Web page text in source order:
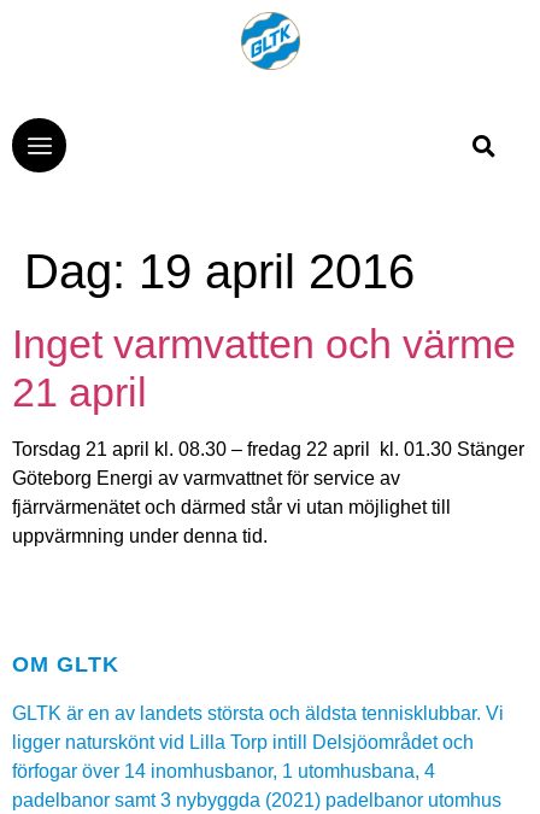
Dag: 19 april 2016
Inget varmvatten och värme
21 april
Torsdag 21 april kl. 08.30 – fredag 22 april kl. 01.30 Stänger
Göteborg Energi av varmvattnet för service av
fjärrvärmenätet och därmed står vi utan möjlighet till
uppvärmning under denna tid.
OM GLTK
GLTK är en av landets största och äldsta tennisklubbar. Vi
ligger naturskönt vid Lilla Torp intill Delsjöområdet och
förfogar över 14 inomhusbanor, 1 utomhusbana, 4
padelbanor samt 3 nybyggda (2021) padelbanor utomhus